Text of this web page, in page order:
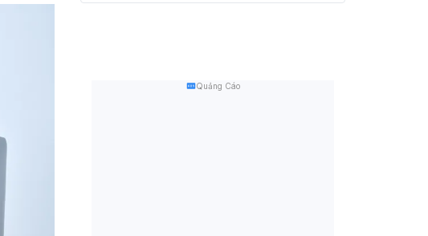
Quảng Cáo